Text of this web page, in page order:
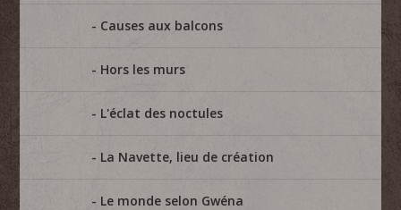
Causes aux balcons
Hors les murs
L'éclat des noctules
La Navette, lieu de création
Le monde selon Gwéna